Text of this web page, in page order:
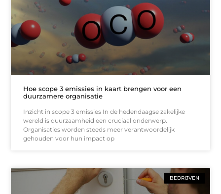
Hoe scope 3 emissies in kaart brengen voor een
duurzamere organisatie
Inzicht in scope 3 emissies In de hedendaagse zakelijke
wereld is duurzaamheid een cruciaal onderwerp.
Organisaties worden steeds meer verantwoordelijk
gehouden voor hun impact op
BEDRIJVEN